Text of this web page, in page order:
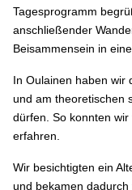
Tagesprogramm
anschließender
Beisammensein in
In Oulainen haben wir
und am theoretischen
dürfen. So konnten
erfahren.
Wir besichtigten ein
und bekamen